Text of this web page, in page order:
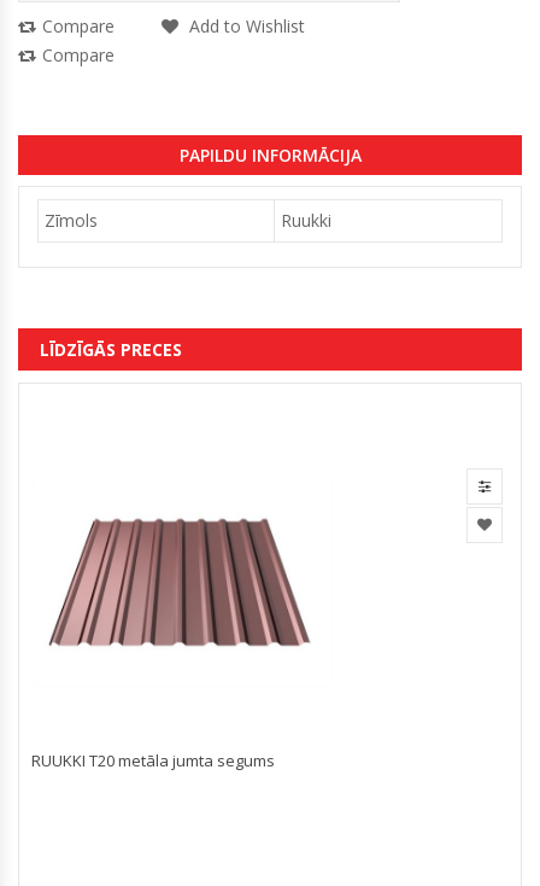
Compare
Add to Wishlist
Compare
PAPILDU INFORMĀCIJA
Zīmols Ruukki
LĪDZĪGĀS PRECES
RUUKKI T20 metāla jumta segums